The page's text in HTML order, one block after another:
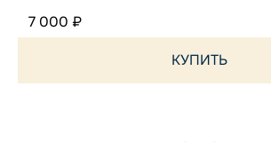
7 000 ₽
КУПИТЬ